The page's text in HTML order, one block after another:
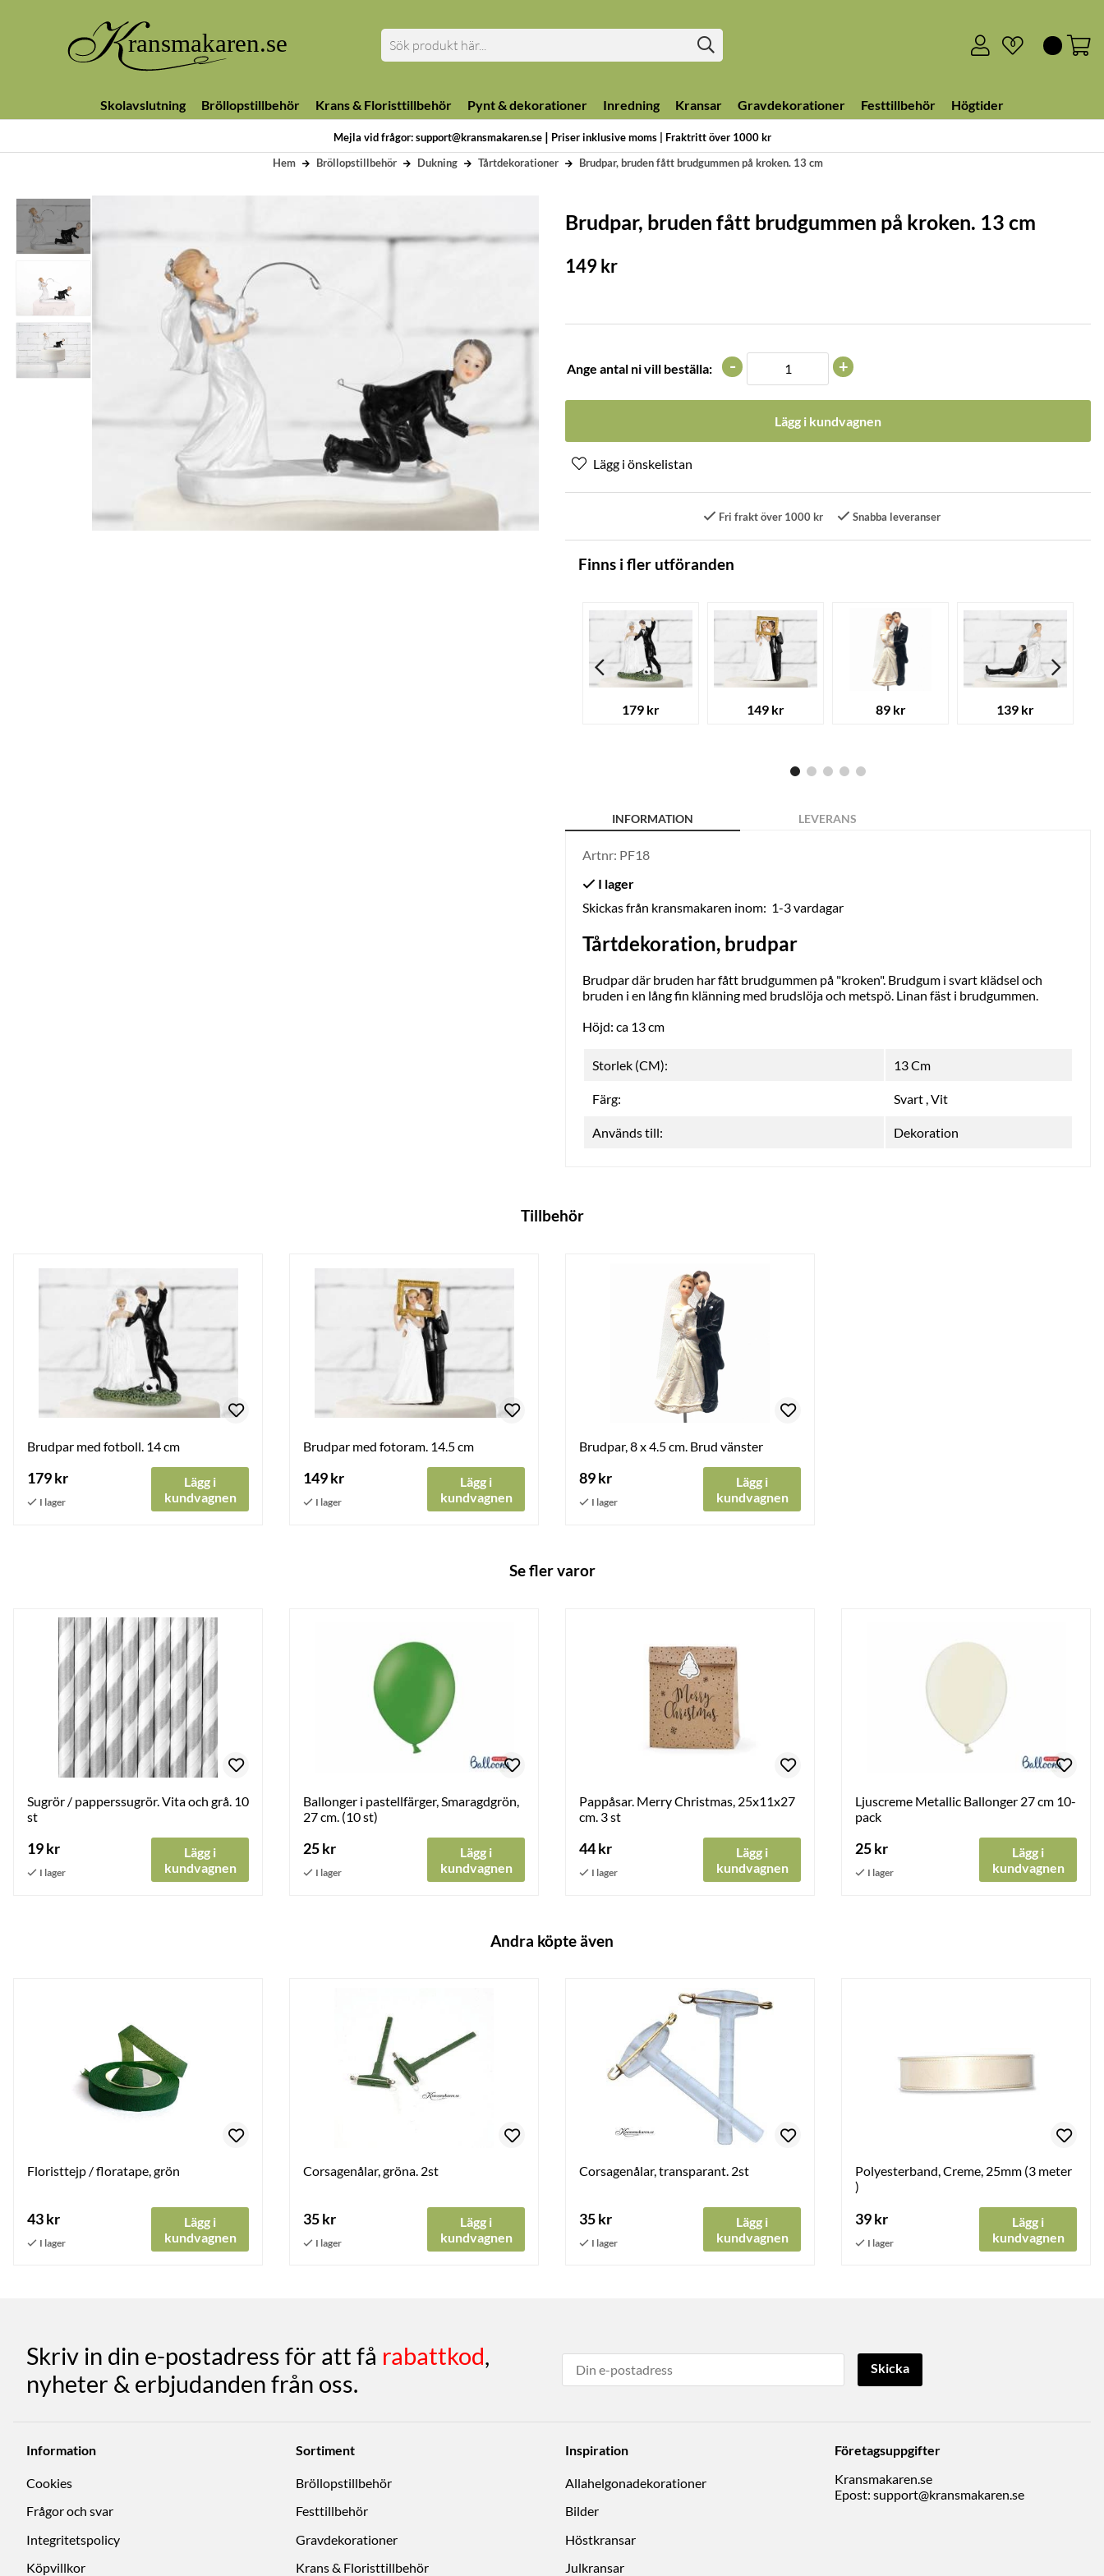
Mejla vid frågor: support@kransmakaren.se| Priser inklusive moms | Fraktritt över 1000 kr
0
Skolavslutning Bröllopstillbehör Krans & Floristtillbehör Pynt & dekorationer Inredning Kransar Gravdekorationer Festtillbehör Högtider
Hem Bröllopstillbehör Dukning Tårtdekorationer Brudpar, bruden fått brudgummen på kroken. 13 cm
Brudpar, bruden fått brudgummen på kroken. 13 cm
149kr
Ange antal ni vill beställa: +
-
Lägg i kundvagnen
Fri frakt över 1000 kr Snabba leveranser
Finns i fler utföranden
179 kr 149 kr 89 kr 139 kr
INFORMATION LEVERANS
Artnr: PF18
Skickas från kransmakaren inom: 1-3 vardagar
Tårtdekoration, brudpar
Brudpar där bruden har fått brudgummen på "kroken". Brudgum i svart klädsel och
bruden i en lång fin klänning med brudslöja och metspö. Linan fäst i brudgummen.
Höjd: ca 13 cm
Storlek (CM): 13 Cm
Färg: Svart ,Vit
Används till: Dekoration
Tillbehör
Brudpar med fotboll. 14 cm
179 kr
Lägg i
kundvagnen
Brudpar med fotoram. 14.5 cm
149 kr
Lägg i
kundvagnen
Brudpar, 8 x 4.5 cm. Brud vänster
89 kr
Lägg i
kundvagnen
Se fler varor
Sugrör / papperssugrör. Vita och grå. 10
st
19 kr
Lägg i
kundvagnen
Ballonger i pastellfärger, Smaragdgrön,
27 cm. (10 st)
25 kr
Lägg i
kundvagnen
Pappåsar. Merry Christmas, 25x11x27
cm. 3 st
44 kr
Lägg i
kundvagnen
Ljuscreme Metallic Ballonger 27 cm 10-
pack
25 kr
Lägg i
kundvagnen
Andra köpte även
Floristtejp / floratape, grön
43 kr
Lägg i
kundvagnen
Corsagenålar, gröna. 2st
35 kr
Lägg i
kundvagnen
Corsagenålar, transparant. 2st
35 kr
Lägg i
kundvagnen
Polyesterband, Creme, 25mm (3 meter
)
39 kr
Lägg i
kundvagnen
Skriv in din e-postadress för att få rabattkod,
nyheter & erbjudanden från oss.
Skicka
Information
Cookies
Frågor och svar
Integritetspolicy
Köpvillkor
Sortiment
Bröllopstillbehör
Festtillbehör
Gravdekorationer
Krans & Floristtillbehör
Inspiration
Allahelgonadekorationer
Bilder
Höstkransar
Julkransar
Företagsuppgifter
Kransmakaren.se
Epost: support@kransmakaren.se